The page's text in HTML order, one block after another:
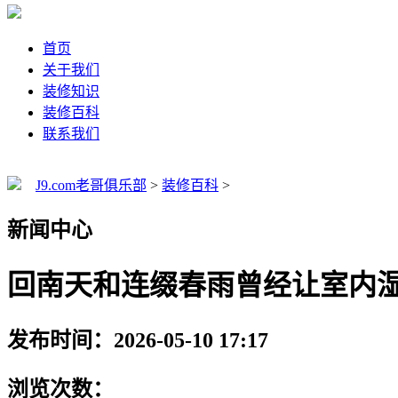
首页
关于我们
装修知识
装修百科
联系我们
J9.com老哥俱乐部 > 装修百科 >
新闻中心
回南天和连缀春雨曾经让室内
发布时间：2026-05-10 17:17
浏览次数：